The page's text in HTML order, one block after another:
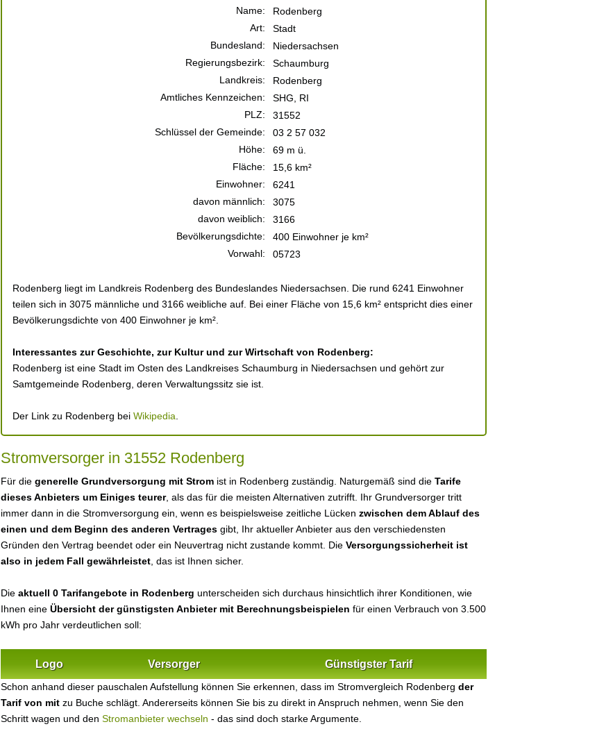
Name:
Rodenberg
Art:
Stadt
Bundesland:
Niedersachsen
Regierungsbezirk:
Schaumburg
Landkreis:
Rodenberg
Amtliches Kennzeichen:
SHG, RI
PLZ:
31552
Schlüssel der Gemeinde:
03 2 57 032
Höhe:
69 m ü.
Fläche:
15,6 km²
Einwohner:
6241
davon männlich:
3075
davon weiblich:
3166
Bevölkerungsdichte:
400 Einwohner je km²
Vorwahl:
05723
Rodenberg liegt im Landkreis Rodenberg des Bundeslandes Niedersachsen. Die rund 6241 Einwohner
teilen sich in 3075 männliche und 3166 weibliche auf. Bei einer Fläche von 15,6 km² entspricht dies einer
Bevölkerungsdichte von 400 Einwohner je km².
Interessantes zur Geschichte, zur Kultur und zur Wirtschaft von Rodenberg:
Rodenberg ist eine Stadt im Osten des Landkreises Schaumburg in Niedersachsen und gehört zur
Samtgemeinde Rodenberg, deren Verwaltungssitz sie ist.
Der Link zu Rodenberg bei Wikipedia
Stromversorger in 31552 Rodenberg
Für die generelle Grundversorgung mit Strom ist in Rodenberg zuständig. Naturgemäß sind die Tarife
dieses Anbieters um Einiges teurer, als das für die meisten Alternativen zutrifft. Ihr Grundversorger tritt
immer dann in die Stromversorgung ein, wenn es beispielsweise zeitliche Lücken zwischen dem Ablauf des
einen und dem Beginn des anderen Vertrages gibt, Ihr aktueller Anbieter aus den verschiedensten
Gründen den Vertrag beendet oder ein Neuvertrag nicht zustande kommt. Die Versorgungssicherheit ist
also in jedem Fall gewährleistet , das ist Ihnen sicher.
Die aktuell 0 Tarifangebote in Rodenberg unterscheiden sich durchaus hinsichtlich ihrer Konditionen, wie
Ihnen eine Übersicht der günstigsten Anbieter mit Berechnungsbeispielen für einen Verbrauch von 3.500
kWh pro Jahr verdeutlichen soll:
Logo Versorger Günstigster Tarif
Schon anhand dieser pauschalen Aufstellung können Sie erkennen, dass im Stromvergleich Rodenberg der
Tarif von mit zu Buche schlägt. Andererseits können Sie bis zu direkt in Anspruch nehmen, wenn Sie den
Schritt wagen und den Stromanbieter wechseln - das sind doch starke Argumente.